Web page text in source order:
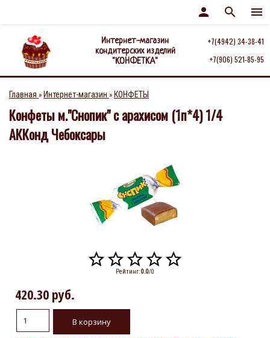
menu
search
person
Интернет-магазин
кондитерских изделий
"КОНФЕТКА"
+7(4942) 34-38-41
+7(906) 521-85-95
Главная » Интернет-магазин » КОНФЕТЫ
Конфеты м."Снопик" с арахисом (1п*4) 1/4
АККонд Чебоксары
Рейтинг:0.0/0
420.30 руб.